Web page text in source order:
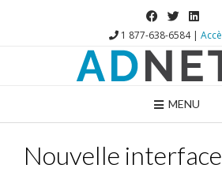
1 877-638-6584 |
MENU
Nouvelle